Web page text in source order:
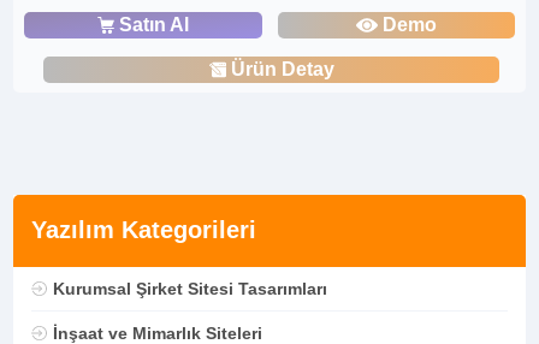
Yazılım Kategorileri
Kurumsal Şirket Sitesi Tasarımları
İnşaat ve Mimarlık Siteleri
Satın Al Demo
Ürün Detay